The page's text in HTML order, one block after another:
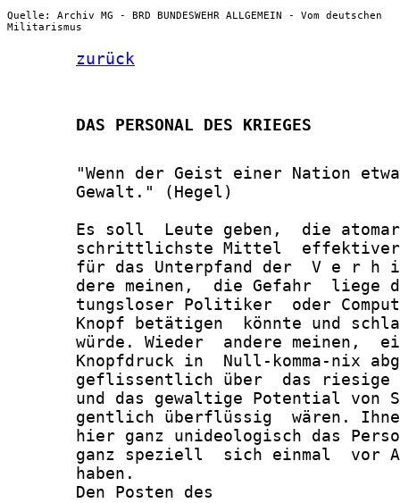
Quelle: Archiv MG - BRD BUNDESWEHR ALLGEMEIN - Vom deutschen
Militarismus
zurück
       DAS PERSONAL DES KRIEGES
"Wenn der Geist einer Nation
       Gewalt." (Hegel)
Es soll  Leute geben,  die
schrittlichste Mittel
für das Unterpfand der  V e r h
dere meinen,  die Gefahr  liege
tungsloser Politiker  oder
Knopf betätigen  könnte und
würde. Wieder  andere meinen,
Knopfdruck in  Null-komma-nix
geflissentlich über  das
und das gewaltige Potential von
gentlich überflüssig  wären.
hier ganz unideologisch das
ganz speziell  sich einmal  vor
       haben.
       Den Posten des